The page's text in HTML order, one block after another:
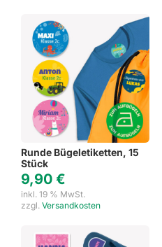
Runde Bügeletiketten, 15
Stück
9,90 €
inkl. 19 % MwSt.
zzgl. Versandkosten